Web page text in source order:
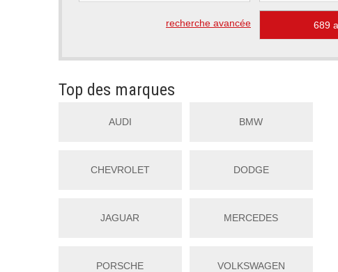
recherche avancée
Top des marques
AUDI BMW
CHEVROLET DODGE
JAGUAR MERCEDES
PORSCHE VOLKSWAGEN